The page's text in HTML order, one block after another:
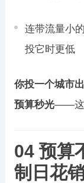
连带流量小
投它时更低
你投一个城市
预算秒光——这
04 预算
制日花